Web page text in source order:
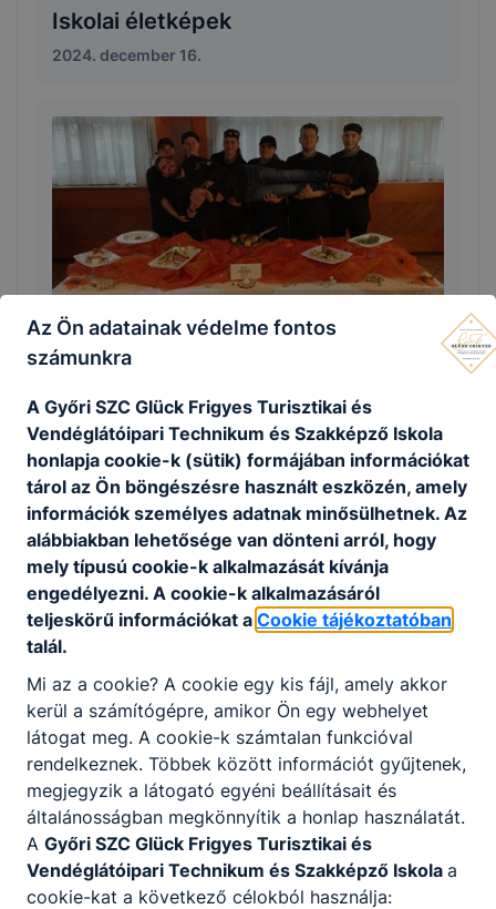
Iskolai életképek
2024. december 16.
Szakács, szakács szaktechnikus
2024. március 3.
Az Ön adatainak védelme fontos
számunkra
A Győri SZC Glück Frigyes Turisztikai és
Vendéglátóipari Technikum és Szakképző Iskola
honlapja cookie-k (sütik) formájában információkat
tárol az Ön böngészésre használt eszközén, amely
információk személyes adatnak minősülhetnek. Az
alábbiakban lehetősége van dönteni arról, hogy
mely típusú cookie-k alkalmazását kívánja
engedélyezni. A cookie-k alkalmazásáról
teljeskörű információkat a Cookie tájékoztatóban
talál.
Mi az a cookie? A cookie egy kis fájl, amely akkor
kerül a számítógépre, amikor Ön egy webhelyet
látogat meg. A cookie-k számtalan funkcióval
rendelkeznek. Többek között információt gyűjtenek,
megjegyzik a látogató egyéni beállításait és
általánosságban megkönnyítik a honlap használatát.
A Győri SZC Glück Frigyes Turisztikai és
Vendéglátóipari Technikum és Szakképző Iskola a
cookie-kat a következő célokból használja: